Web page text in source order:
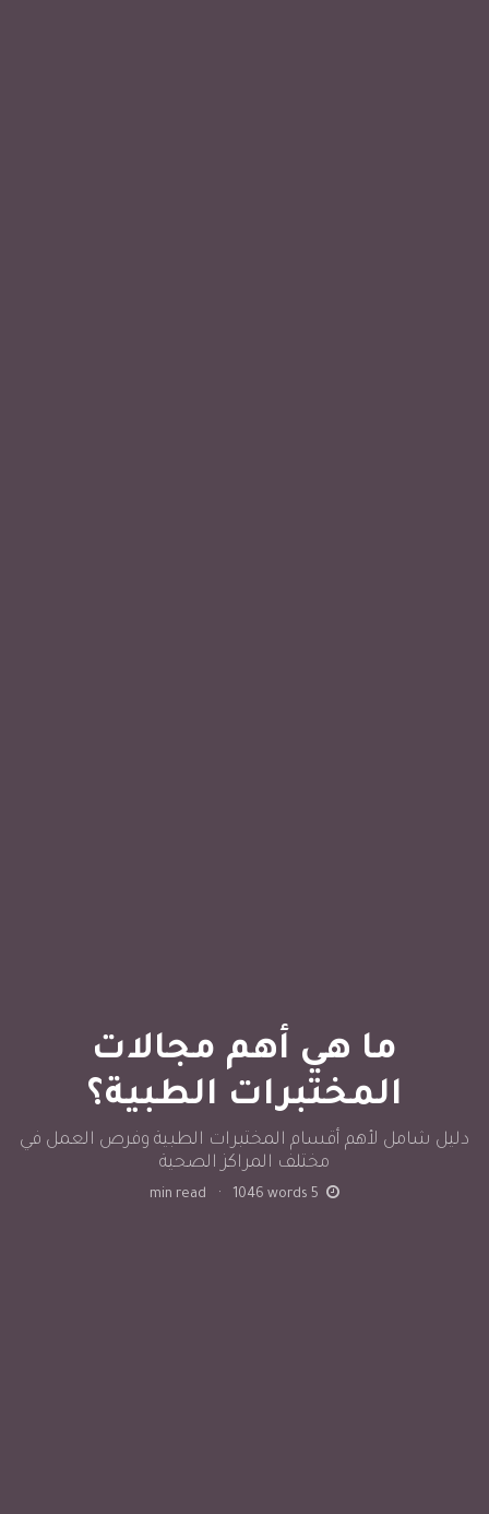
ما هي أهم مجالات
المختبرات الطبية؟
دليل شامل لأهم أقسام المختبرات الطبية وفرص العمل في
مختلف المراكز الصحية
5
min read · 1046 words